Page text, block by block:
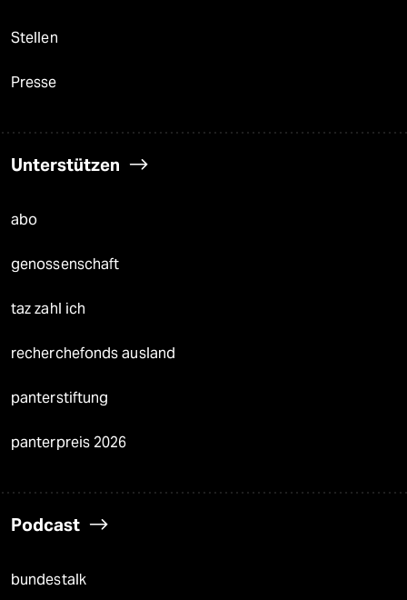
Stellen
Presse
Unterstützen
abo
genossenschaft
taz zahl ich
recherchefonds ausland
panterstiftung
panterpreis 2026
Podcast
bundestalk